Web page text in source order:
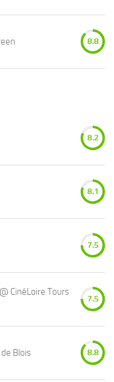
8.8
8.2
8.1
7.5
CinéLoire Tours
7.5
de Blois 8.8